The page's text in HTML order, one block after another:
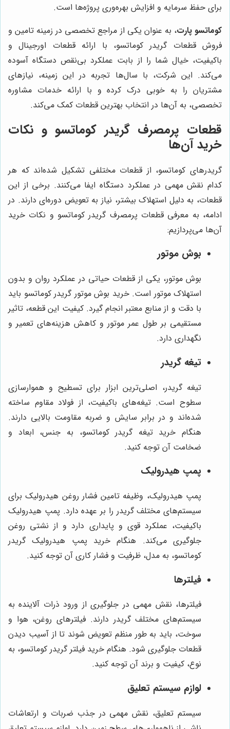
برای حفظ سرمایه و افزایش بهره‌وری پروژه‌ها است.
کوماتسو پارت، به عنوان یکی از مراجع تخصصی در زمینه تامین و
فروش قطعات گریدر کوماتسو، با ارائه قطعات اورجینال و
باکیفیت، خیال شما را از بابت عملکرد بی‌نقص دستگاه آسوده
می‌کند. این شرکت، با سال‌ها تجربه در این زمینه، نیازهای
مشتریان را به خوبی درک کرده و با ارائه خدمات مشاوره
تخصصی، به آن‌ها در انتخاب بهترین قطعات کمک می‌کند.
قطعات پرمصرف گریدر کوماتسو و نکات
خرید آن‌ها
گریدرهای کوماتسو، از قطعات مختلفی تشکیل شده‌اند که هر
کدام نقش مهمی در عملکرد دستگاه ایفا می‌کنند. برخی از این
قطعات، به دلیل استهلاک بیشتر، نیاز به تعویض دوره‌ای دارند. در
ادامه، به معرفی قطعات پرمصرف گریدر کوماتسو و نکات خرید
آن‌ها می‌پردازیم:
بوش موتور
بوش موتور، یکی از قطعات حیاتی در عملکرد روان و بدون
استهلاک موتور است. خرید بوش موتور گریدر کوماتسو باید
با دقت و از منابع معتبر انجام گیرد. کیفیت این قطعه، تاثیر
مستقیمی بر طول عمر موتور و کاهش هزینه‌های تعمیر و
نگهداری دارد.
تیغه گریدر
تیغه گریدر، اصلی‌ترین ابزار برای تسطیح و هموارسازی
سطوح است. تیغه‌های باکیفیت، از فولاد مقاوم ساخته
شده‌اند و در برابر سایش و ضربه مقاومت بالایی دارند.
هنگام خرید تیغه گریدر کوماتسو، به جنس، ابعاد و
ضخامت آن توجه کنید.
پمپ هیدرولیک
پمپ هیدرولیک، وظیفه تامین فشار روغن هیدرولیک برای
سیستم‌های مختلف گریدر را بر عهده دارد. پمپ هیدرولیک
باکیفیت، عملکرد قوی و پایداری دارد و از نشتی روغن
جلوگیری می‌کند. هنگام خرید پمپ هیدرولیک گریدر
کوماتسو، به مدل، ظرفیت و فشار کاری آن توجه کنید.
فیلترها
فیلترها، نقش مهمی در جلوگیری از ورود ذرات آلاینده به
سیستم‌های مختلف گریدر دارند. فیلترهای روغن، هوا و
سوخت، باید به طور منظم تعویض شوند تا از آسیب دیدن
قطعات جلوگیری شود. هنگام خرید فیلتر گریدر کوماتسو، به
نوع، کیفیت و برند آن توجه کنید.
لوازم سیستم تعلیق
سیستم تعلیق، نقش مهمی در جذب ضربات و ارتعاشات